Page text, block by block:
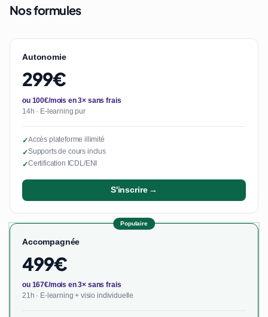
Nos formules
Autonomie
299€
ou 100€/mois en 3× sans frais
14h · E-learning pur
✓Accès plateforme illimité
✓Supports de cours inclus
✓Certification ICDL/ENI
S'inscrire →
Populaire
Accompagnée
499€
ou 167€/mois en 3× sans frais
21h · E-learning + visio individuelle